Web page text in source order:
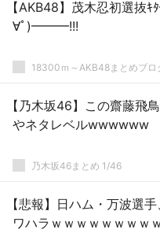
【AKB48】茂木忍初選
∀ﾟ)━━━!!!
18300ｍ～AKB48まとめブロ
【乃木坂46】この齋藤飛
やネタレベルwwwwww
乃木坂46まとめ 1/46
【悲報】日ハム・万波選
ワハラｗｗｗｗｗｗｗｗｗ